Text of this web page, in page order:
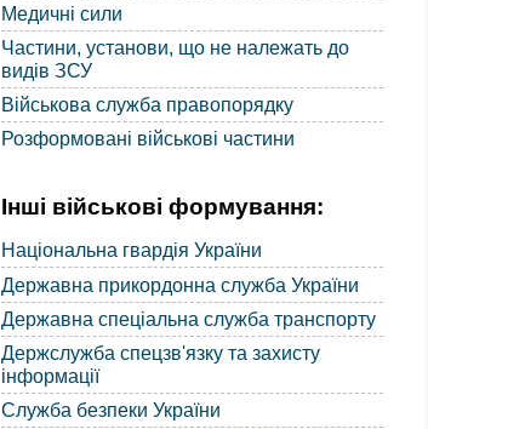
Медичні сили
Частини, установи, що не належать до
видів ЗСУ
Військова служба правопорядку
Розформовані військові частини
Інші військові формування:
Національна гвардія України
Державна прикордонна служба України
Державна спеціальна служба транспорту
Держслужба спецзв'язку та захисту
інформації
Служба безпеки України